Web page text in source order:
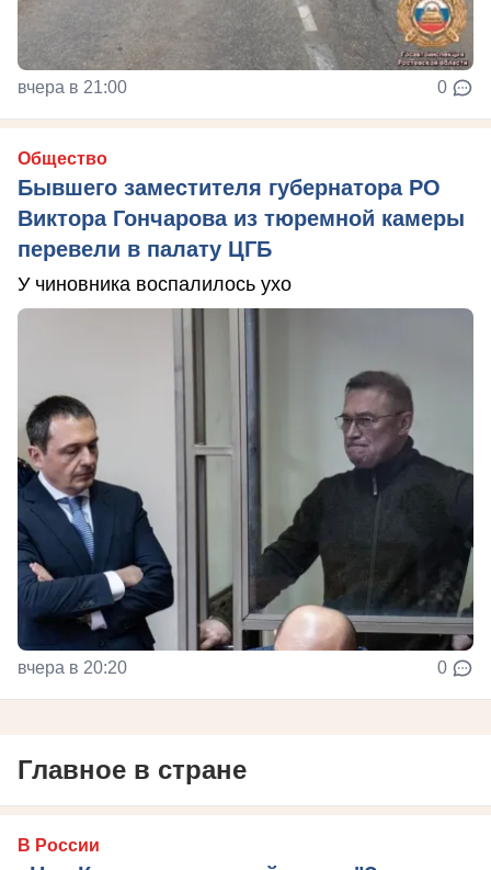
вчера в 21:00 0
Общество
Бывшего заместителя губернатора РО
Виктора Гончарова из тюремной камеры
перевели в палату ЦГБ
У чиновника воспалилось ухо
вчера в 20:20 0
Главное в стране
В России